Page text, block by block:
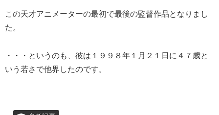
この天才アニメーターの最初で最後の監督作品となりまし
た。
・・・というのも、彼は１９９８年１月２１日に４７歳と
いう若さで他界したのです。